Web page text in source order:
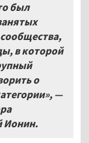
был
в которой
о
—
Ионин.